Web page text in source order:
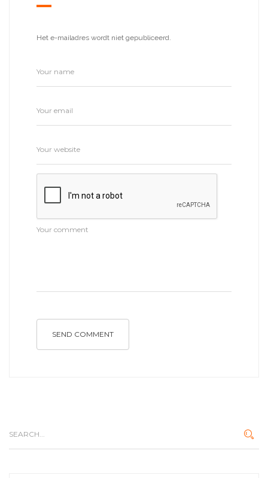
Het e-mailadres wordt niet gepubliceerd.
SEND COMMENT